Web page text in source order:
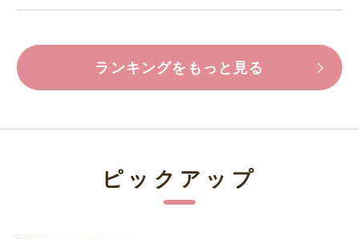
ランキングをもっと見る
ピックアップ